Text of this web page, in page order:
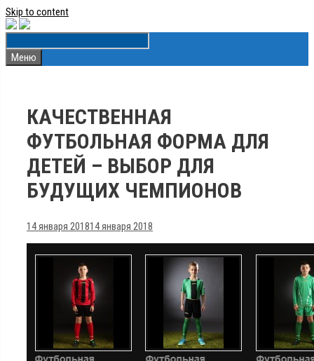
Skip to content
Меню
КАЧЕСТВЕННАЯ
ФУТБОЛЬНАЯ ФОРМА ДЛЯ
ДЕТЕЙ – ВЫБОР ДЛЯ
БУДУЩИХ ЧЕМПИОНОВ
14 января 201814 января 2018